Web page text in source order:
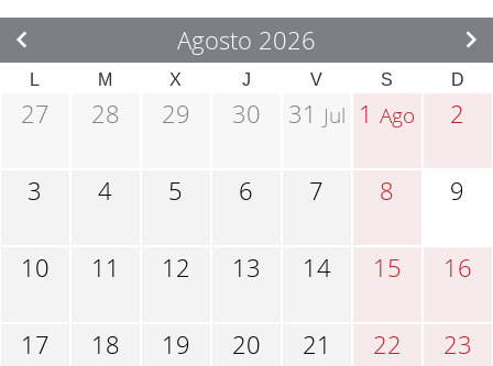
Agosto 2026
L M X J V S D
27 28 29 30 31 Jul 1Ago 2
3 4 5 6 7 8 9
10 11 12 13 14 15 16
17 18 19 20 21 22 23